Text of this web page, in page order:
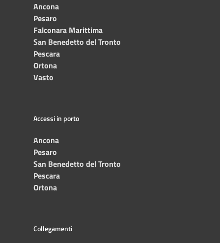
Ancona
Pesaro
Falconara Marittima
San Benedetto del Tronto
Pescara
Ortona
Vasto
Accessi in porto
Ancona
Pesaro
San Benedetto del Tronto
Pescara
Ortona
Collegamenti